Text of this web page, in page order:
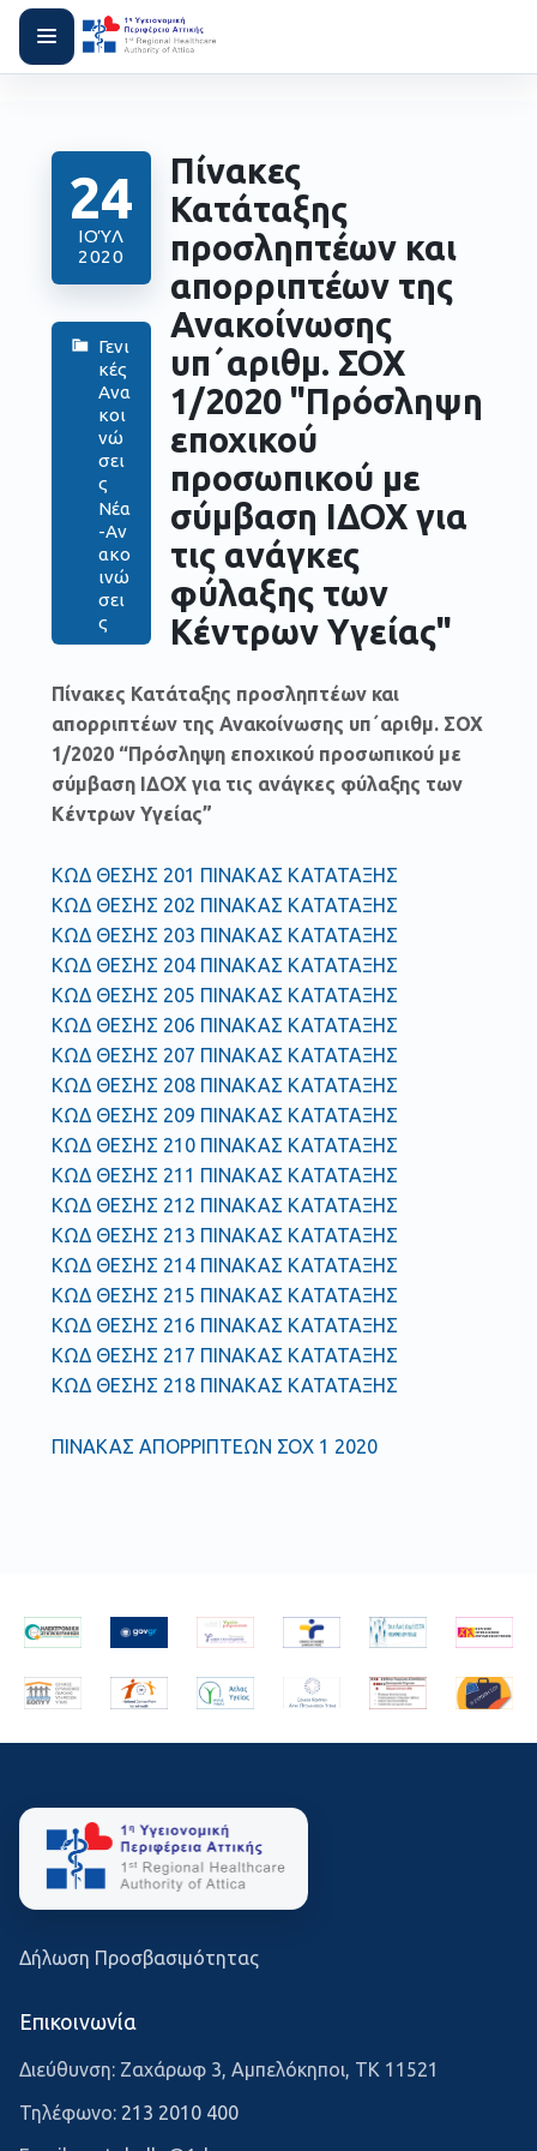
24
ΙΟΎΛ
2020
Γενι
κές
Ανα
κοι
νώ
σει
ς
Νέα
-Αν
ακο
ινώ
σει
ς
Πίνακες
Κατάταξης
προσληπτέων και
απορριπτέων της
Ανακοίνωσης
υπ΄αριθμ. ΣΟΧ
1/2020 "Πρόσληψη
εποχικού
προσωπικού με
σύμβαση ΙΔΟΧ για
τις ανάγκες
φύλαξης των
Κέντρων Υγείας"
Πίνακες Κατάταξης προσληπτέων και
απορριπτέων της Ανακοίνωσης υπ΄αριθμ. ΣΟΧ
1/2020 “Πρόσληψη εποχικού προσωπικού με
σύμβαση ΙΔΟΧ για τις ανάγκες φύλαξης των
Κέντρων Υγείας”
ΚΩΔ ΘΕΣΗΣ 201 ΠΙΝΑΚΑΣ ΚΑΤΑΤΑΞΗΣ
ΚΩΔ ΘΕΣΗΣ 202 ΠΙΝΑΚΑΣ ΚΑΤΑΤΑΞΗΣ
ΚΩΔ ΘΕΣΗΣ 203 ΠΙΝΑΚΑΣ ΚΑΤΑΤΑΞΗΣ
ΚΩΔ ΘΕΣΗΣ 204 ΠΙΝΑΚΑΣ ΚΑΤΑΤΑΞΗΣ
ΚΩΔ ΘΕΣΗΣ 205 ΠΙΝΑΚΑΣ ΚΑΤΑΤΑΞΗΣ
ΚΩΔ ΘΕΣΗΣ 206 ΠΙΝΑΚΑΣ ΚΑΤΑΤΑΞΗΣ
ΚΩΔ ΘΕΣΗΣ 207 ΠΙΝΑΚΑΣ ΚΑΤΑΤΑΞΗΣ
ΚΩΔ ΘΕΣΗΣ 208 ΠΙΝΑΚΑΣ ΚΑΤΑΤΑΞΗΣ
ΚΩΔ ΘΕΣΗΣ 209 ΠΙΝΑΚΑΣ ΚΑΤΑΤΑΞΗΣ
ΚΩΔ ΘΕΣΗΣ 210 ΠΙΝΑΚΑΣ ΚΑΤΑΤΑΞΗΣ
ΚΩΔ ΘΕΣΗΣ 211 ΠΙΝΑΚΑΣ ΚΑΤΑΤΑΞΗΣ
ΚΩΔ ΘΕΣΗΣ 212 ΠΙΝΑΚΑΣ ΚΑΤΑΤΑΞΗΣ
ΚΩΔ ΘΕΣΗΣ 213 ΠΙΝΑΚΑΣ ΚΑΤΑΤΑΞΗΣ
ΚΩΔ ΘΕΣΗΣ 214 ΠΙΝΑΚΑΣ ΚΑΤΑΤΑΞΗΣ
ΚΩΔ ΘΕΣΗΣ 215 ΠΙΝΑΚΑΣ ΚΑΤΑΤΑΞΗΣ
ΚΩΔ ΘΕΣΗΣ 216 ΠΙΝΑΚΑΣ ΚΑΤΑΤΑΞΗΣ
ΚΩΔ ΘΕΣΗΣ 217 ΠΙΝΑΚΑΣ ΚΑΤΑΤΑΞΗΣ
ΚΩΔ ΘΕΣΗΣ 218 ΠΙΝΑΚΑΣ ΚΑΤΑΤΑΞΗΣ
ΠΙΝΑΚΑΣ ΑΠΟΡΡΙΠΤΕΩΝ ΣΟΧ 1 2020
Δήλωση Προσβασιμότητας
Επικοινωνία
Διεύθυνση: Ζαχάρωφ 3, Αμπελόκηποι, ΤΚ 11521
Τηλέφωνο: 213 2010 400